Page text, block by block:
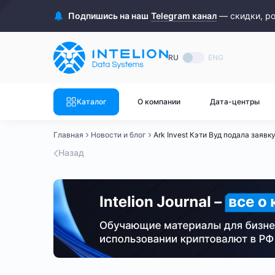
Подпишись на наш Telegram канал — скидки,
RU ENG
Каталог О компании Дата-центры
ASIC майнеры
Bitmain
Innosilicon
Iceriver
Смотреть весь каталог
Готовый
Готовый
Готовый
Готовый
Готовый
Главная Новости и блог Ark Invest Кэти Вуд подала
Назад